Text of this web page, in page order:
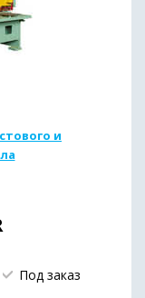
и
Под заказ